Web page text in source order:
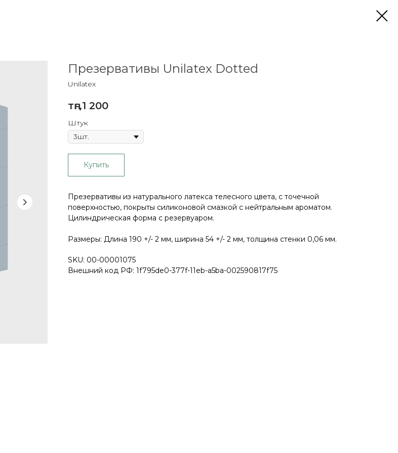
Презервативы Unilatex Dotted
Unilatex
тңг.1 200
Штук
Купить
Презервативы из натурального латекса телесного цвета, с точечной
поверхностью, покрыты силиконовой смазкой с нейтральным ароматом.
Цилиндрическая форма с резервуаром.
Размеры: Длина 190 +/- 2 мм, ширина 54 +/- 2 мм, толщина стенки 0,06 мм.
SKU: 00-00001075
Внешний код РФ: 1f795de0-377f-11eb-a5ba-002590817f75